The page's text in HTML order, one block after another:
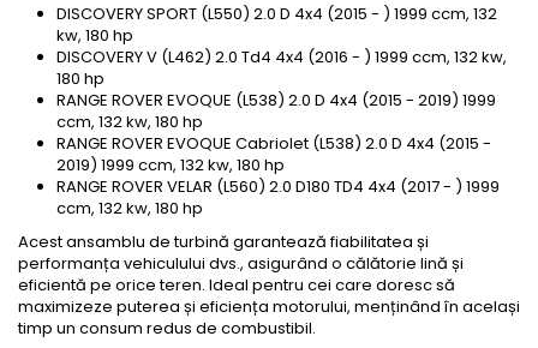
DISCOVERY SPORT (L550) 2.0 D 4x4 (2015 - ) 1999 ccm, 132
kw, 180 hp
DISCOVERY V (L462) 2.0 Td4 4x4 (2016 - ) 1999 ccm, 132 kw,
180 hp
RANGE ROVER EVOQUE (L538) 2.0 D 4x4 (2015 - 2019) 1999
ccm, 132 kw, 180 hp
RANGE ROVER EVOQUE Cabriolet (L538) 2.0 D 4x4 (2015 -
2019) 1999 ccm, 132 kw, 180 hp
RANGE ROVER VELAR (L560) 2.0 D180 TD4 4x4 (2017 - ) 1999
ccm, 132 kw, 180 hp
Acest ansamblu de turbină garantează fiabilitatea și
performanța vehiculului dvs., asigurând o călătorie lină și
eficientă pe orice teren. Ideal pentru cei care doresc să
maximizeze puterea și eficiența motorului, menținând în același
timp un consum redus de combustibil.